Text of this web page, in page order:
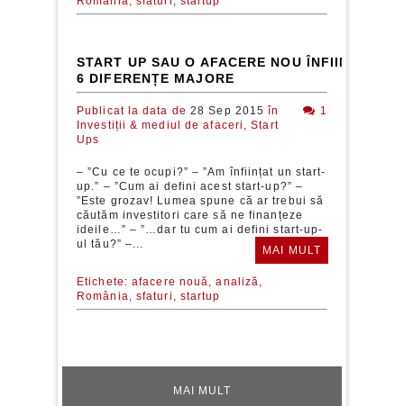
START UP SAU O AFACERE NOU ÎNFIINȚATĂ:
6 DIFERENȚE MAJORE
Publicat la data de 28 Sep 2015 în
Investiții & mediul de afaceri,
Start
Ups
1
– ”Cu ce te ocupi?” – ”Am înființat un start-
up.” – ”Cum ai defini acest start-up?” –
”Este grozav! Lumea spune că ar trebui să
căutăm investitori care să ne finanțeze
ideile…” – ”…dar tu cum ai defini start-up-
ul tău?” –...
MAI MULT
Etichete: afacere nouă,
analiză,
România,
sfaturi, startup
MAI MULT